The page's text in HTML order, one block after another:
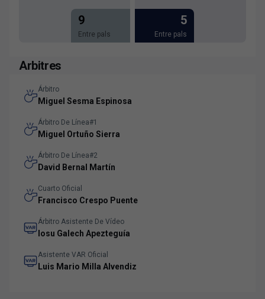
9
Entre pals
5
Entre pals
Arbitres
Árbitro
Miguel Sesma Espinosa
Árbitro De Línea#1
Miguel Ortuño Sierra
Árbitro De Línea#2
David Bernal Martín
Cuarto Oficial
Francisco Crespo Puente
Árbitro Asistente De Vídeo
Iosu Galech Apezteguía
Asistente VAR Oficial
Luis Mario Milla Alvendiz